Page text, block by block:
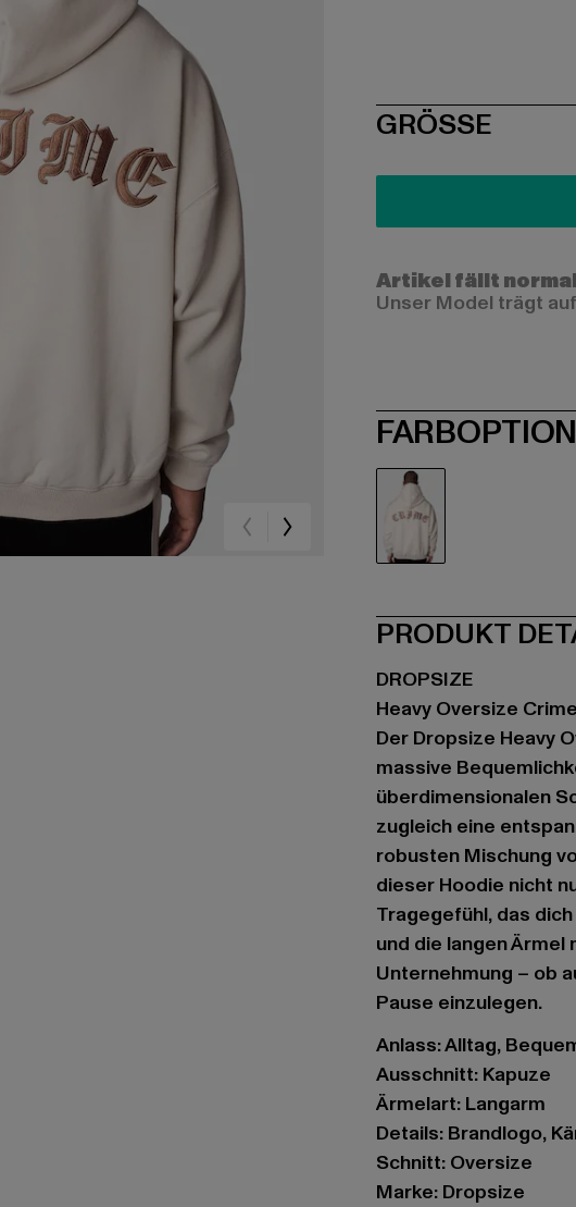
SIZE
GRÖSSE
Artikel fällt
Unser Model trägt
PRODUKT
DROPSIZE
Heavy Oversize Crime
Der Dropsize Heavy
massive
überdimensionalen
zugleich eine
robusten Mischung
dieser Hoodie nicht
Tragegefühl, das
und die langen
Unternehmung – ob
Pause einzulegen.
Anlass: Alltag,
Ausschnitt: Kapuze
Ärmelart: Langarm
Details: Brandlogo,
Schnitt: Oversize
Marke: Dropsize